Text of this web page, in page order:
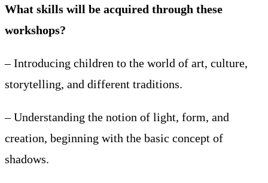
What skills will be acquired through these
workshops?
– Introducing children to the world of art, culture,
storytelling, and different traditions.
– Understanding the notion of light, form, and
creation, beginning with the basic concept of
shadows.